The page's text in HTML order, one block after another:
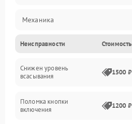
Механика
Электропитание
Всасывание
Неисправности Стоимость
Снижен уровень
всасывания
1500 ₽
Поломка кнопки
включения
1200 ₽